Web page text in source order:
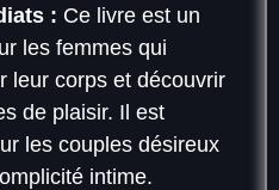
: Ce livre est un
les femmes qui
leur corps et découvrir
de plaisir. Il est
les couples désireux
intime.